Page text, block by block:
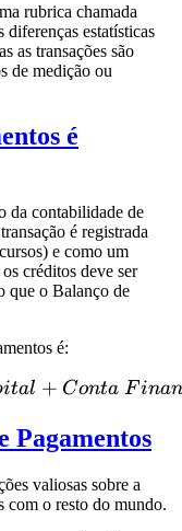
rubrica chamada
diferenças estatísticas
as transações são
de medição ou
é
da contabilidade de
é registrada
e como um
créditos deve ser
que o Balanço de
é:
Corrente +
ital + Conta F
Pagamentos
valiosas sobre a
com o resto do mundo.